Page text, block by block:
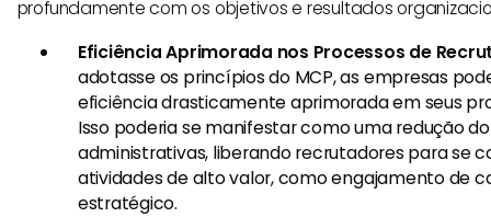
profundamente com os objetivos e resultados
Eficiência Aprimorada nos Processos de
adotasse os princípios do MCP, as empresas
eficiência drasticamente aprimorada em seus
Isso poderia se manifestar como uma redução
administrativas, liberando recrutadores para se
atividades de alto valor, como engajamento de
estratégico.